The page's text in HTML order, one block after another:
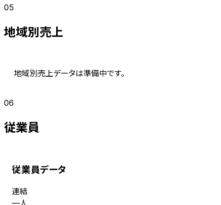
05
地域別売上
地域別売上データは準備中です。
06
従業員
従業員データ
連結
—人